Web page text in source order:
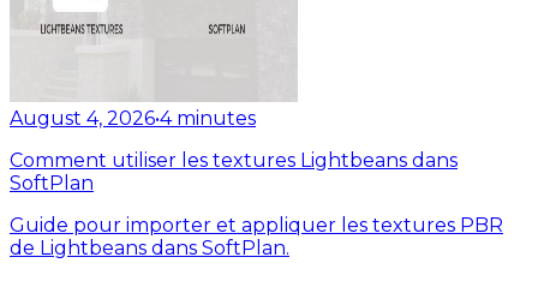
August 4, 2026•4 minutes
Comment utiliser les textures Lightbeans dans
SoftPlan
Guide pour importer et appliquer les textures PBR
de Lightbeans dans SoftPlan.